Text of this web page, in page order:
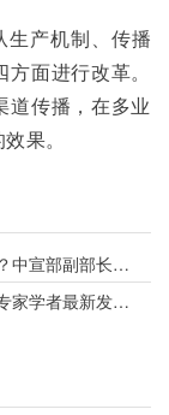
生产机制、传播
面进行改革。
道传播，在多业
果。
长提出四点意见！
发言观点大集结